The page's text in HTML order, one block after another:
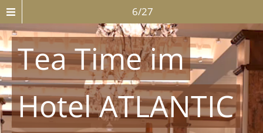
6/27
Tea Time im
Hotel ATLANTIC